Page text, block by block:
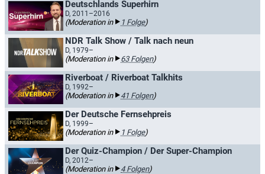
Deutschlands Superhirn
D, 2011–2016
(Moderation in 1 Folge)
NDR Talk Show / Talk nach neun
D, 1979–
(Moderation in 63 Folgen)
Riverboat / Riverboat Talkhits
D, 1992–
(Moderation in 41 Folgen)
Der Deutsche Fernsehpreis
D, 1999–
(Moderation in 1 Folge)
Der Quiz-Champion / Der Super-Champion
D, 2012–
(Moderation in 4 Folgen)